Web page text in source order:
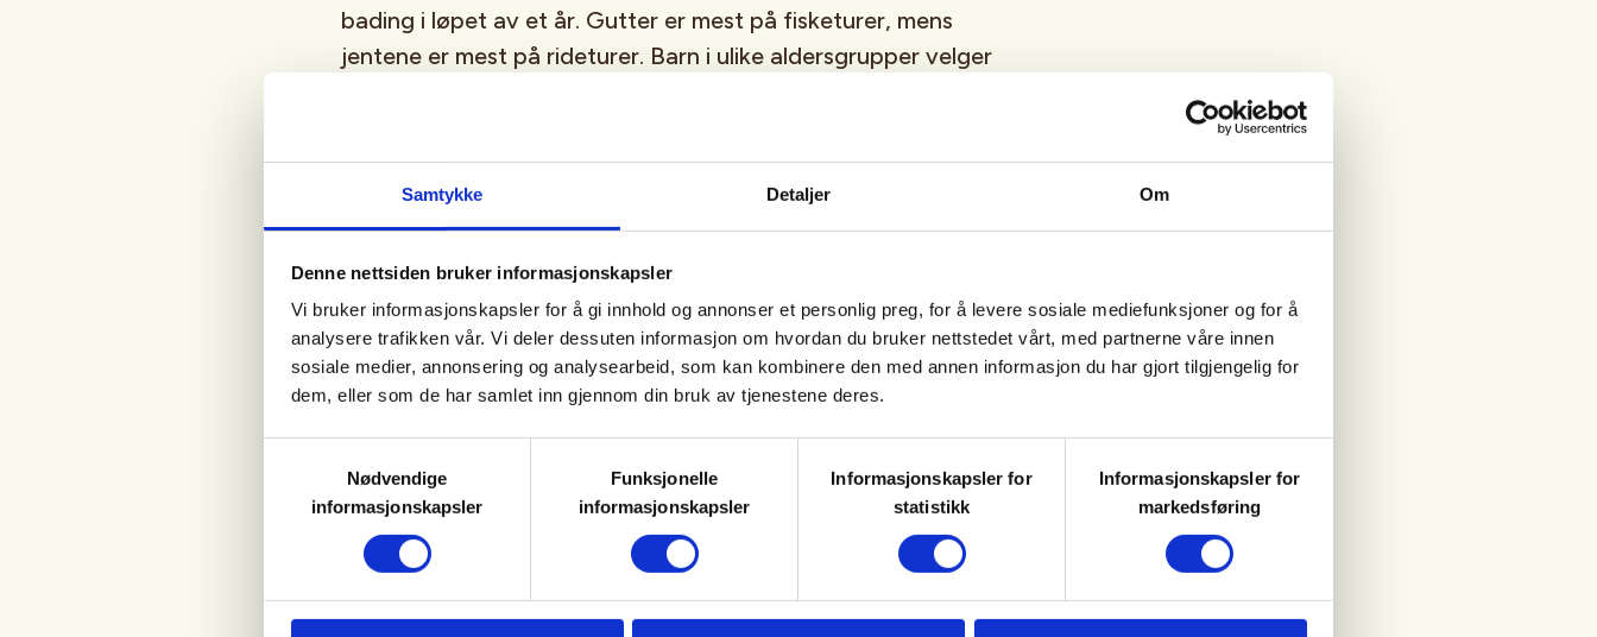
Samtykke Detaljer Om
Denne nettsiden bruker informasjonskapsler
Vi bruker informasjonskapsler for å gi innhold og annonser et personlig preg, for å levere sosiale mediefunksjoner og for å
analysere trafikken vår. Vi deler dessuten informasjon om hvordan du bruker nettstedet vårt, med partnerne våre innen
sosiale medier, annonsering og analysearbeid, som kan kombinere den med annen informasjon du har gjort tilgjengelig for
dem, eller som de har samlet inn gjennom din bruk av tjenestene deres.
Nødvendige
informasjonskapsler
Funksjonelle
informasjonskapsler
Informasjonskapsler for
statistikk
Informasjonskapsler for
markedsføring
bading i løpet av et år. Gutter er mest på fisketurer, mens
jentene er mest på rideturer. Barn i ulike aldersgrupper velger
med lav utdanning er minst med i friluftslivsaktiviteter. Det er
derimot liten forskjell i valg av aktiviteter om barn bor sentralt
eller ikke.
I 2007 var 13 prosent av befolkningen med i
friluftslivsorganisasjoner. Flere menn enn kvinner er
medlemmer og andelen medlemmer er størst blant høyt
Resultatene hentet fra kapittel 4 i rapporten
Mosjon, friluftsliv og kulturaktiviteter
av Odd Frank Vaage,
utgitt av Statistisk Sentralbyrå i 2009.